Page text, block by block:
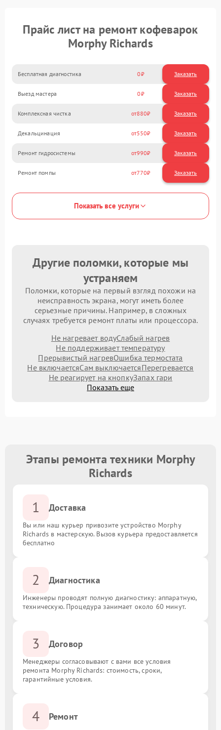
Прайс лист на ремонт кофеварок
Morphy Richards
Бесплатная диагностика 0 Заказать
Выезд мастера 0 Заказать
Комплексная чистка 880
Декальцинация 550
Ремонт гидросистемы 990
Ремонт помпы 770
Показать все услуги
Другие поломки, которые мы
устраняем
Поломки, которые на первый взгляд похожи на
неисправность экрана, могут иметь более
серьезные причины. Например, в сложных
случаях требуется ремонт платы или процессора.
Не нагревает водуСлабый нагрев
Не поддерживает температуру
Прерывистый нагревОшибка термостата
Не включаетсяСам выключаетсяПерегревается
Не реагирует на кнопкуЗапах гари
Показать еще
Этапы ремонта техники Morphy
Richards
1 Доставка
Вы или наш курьер привозите устройство Morphy
Richards в мастерскую. Вызов курьера предоставляется
бесплатно
2 Диагностика
Инженеры проводят полную диагностику: аппаратную,
техническую. Процедура занимает около 60 минут.
3 Договор
Менеджеры согласовывают с вами все условия
ремонта Morphy Richards: стоимость, сроки,
гарантийные условия.
4 Ремонт